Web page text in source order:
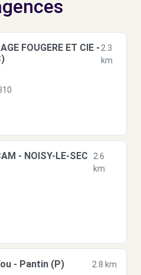
FOUGERE ET CIE - 2.3
km
- NOISY-LE-SEC
2.6
km
- Pantin (P)
2.8 km